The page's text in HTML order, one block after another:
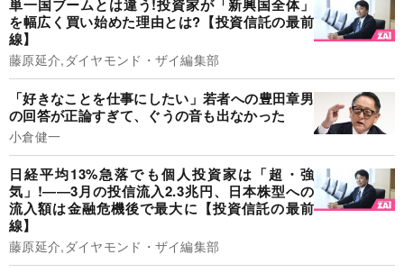
単一国ブームとは違う!投資家が「新興国全体」
を幅広く買い始めた理由とは?【投資信託の最前
線】
藤原延介,ダイヤモンド・ザイ編集部
「好きなことを仕事にしたい」若者への豊田章男
の回答が正論すぎて、ぐうの音も出なかった
小倉健一
日経平均13%急落でも個人投資家は「超・強
気」!――3月の投信流入2.3兆円、日本株型への
流入額は金融危機後で最大に【投資信託の最前
線】
藤原延介,ダイヤモンド・ザイ編集部